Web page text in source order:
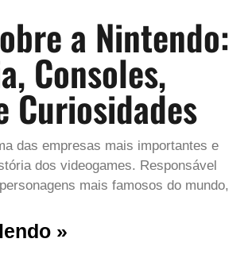
a Nintendo:
Consoles,
Curiosidades
das empresas mais importantes e
dos videogames. Responsável
mais famosos do mundo,
»